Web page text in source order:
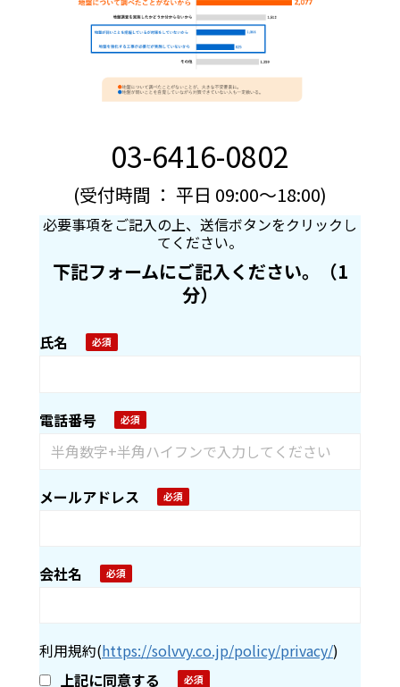
03-6416-0802
(受付時間 ： 平日 09:00～18:00)
必要事項をご記入の上、送信ボタンをクリックし
てください。
下記フォームにご記入ください。（1
分）
氏名
電話番号
メールアドレス
会社名
利用規約(https://solvvy.co.jp/policy/privacy/)
上記に同意する